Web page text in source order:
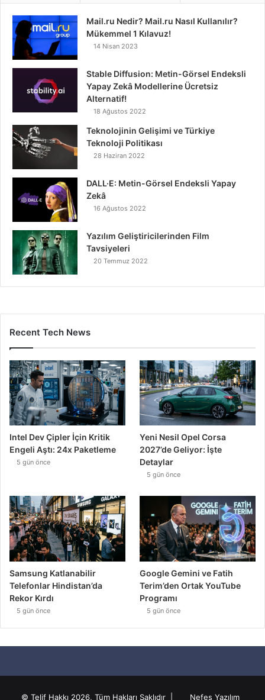
Mail.ru Nedir? Mail.ru Nasıl Kullanılır?
Mükemmel 1 Kılavuz!
14 Nisan 2023
Stable Diffusion: Metin-Görsel Endeksli
Yapay Zekâ Modellerine Ücretsiz
Alternatif!
18 Ağustos 2022
Teknolojinin Gelişimi ve Türkiye
Teknoloji Politikası
28 Haziran 2022
DALL·E: Metin-Görsel Endeksli Yapay
Zekâ
16 Ağustos 2022
Yazılım Geliştiricilerinden Film
Tavsiyeleri
20 Temmuz 2022
Recent Tech News
Intel Dev Çipler İçin Kritik
Engeli Aştı: 24x Paketleme
5 gün önce
Yeni Nesil Opel Corsa
2027’de Geliyor: İşte
Detaylar
5 gün önce
Samsung Katlanabilir
Telefonlar Hindistan’da
Rekor Kırdı
5 gün önce
Google Gemini ve Fatih
Terim’den Ortak YouTube
Programı
5 gün önce
© Telif Hakkı 2026, Tüm Hakları Saklıdır | Nefes Yazılım